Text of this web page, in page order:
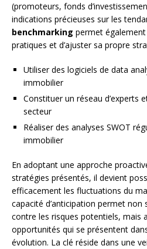
(promoteurs, fonds
indications précieuses sur les
benchmarking permet également
pratiques et d’ajuster sa propre
Utiliser des logiciels de data
immobilier
Constituer un réseau d’experts
secteur
Réaliser des analyses SWOT
immobilier
En adoptant une approche
stratégies présentés, il devient
efficacement les fluctuations du
capacité d’anticipation permet
contre les risques potentiels, mais
opportunités qui se présentent
évolution. La clé réside dans une